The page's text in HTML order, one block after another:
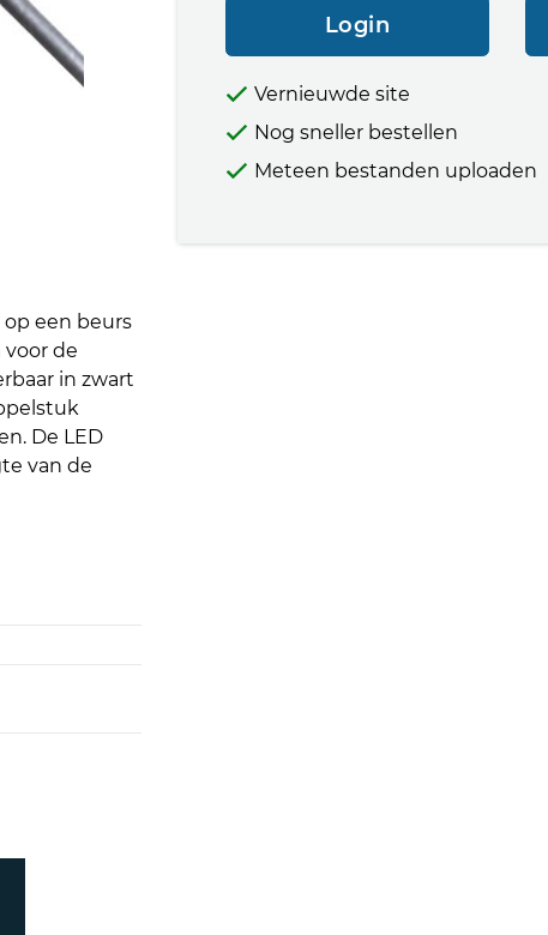
een beurs
de
in zwart
De LED
van de
Login
Vernieuwde site
Nog sneller bestellen
Meteen bestanden uploaden